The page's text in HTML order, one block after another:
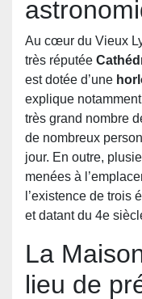
Au cœur du Vieux
très réputée
est dotée d’une
explique
très grand nombre
de nombreux
jour. En outre,
menées à
l’existence de trois
et datant du 4e
La
lieu de